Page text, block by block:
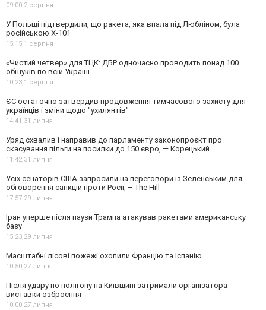
09:00,2 серпня
У Польщі підтвердили, що ракета, яка впала під Любліном, була
російською Х-101
15:15,1 серпня
«Чистий четвер» для ТЦК: ДБР одночасно проводить понад 100
обшуків по всій Україні
10:23,1 серпня
ЄС остаточно затвердив продовження тимчасового захисту для
українців і зміни щодо "ухилянтів"
14:41,31 липня
Уряд схвалив і направив до парламенту законопроєкт про
скасування пільги на посилки до 150 євро, — Корецький
11:42,31 липня
Усіх сенаторів США запросили на переговори із Зеленським для
обговорення санкцій проти Росії, – The Hill
17:57,29 липня
Іран уперше після паузи Трампа атакував ракетами американську
базу
15:23,29 липня
Масштабні лісові пожежі охопили Францію та Іспанію
10:50,27 липня
Після удару по полігону на Київщині затримали організатора
виставки озброєння
10:00,27 липня